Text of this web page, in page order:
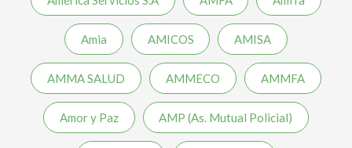
Amia AMICOS AMISA
AMMA SALUD AMMECO AMMFA
Amor y Paz AMP (As. Mutual Policial)